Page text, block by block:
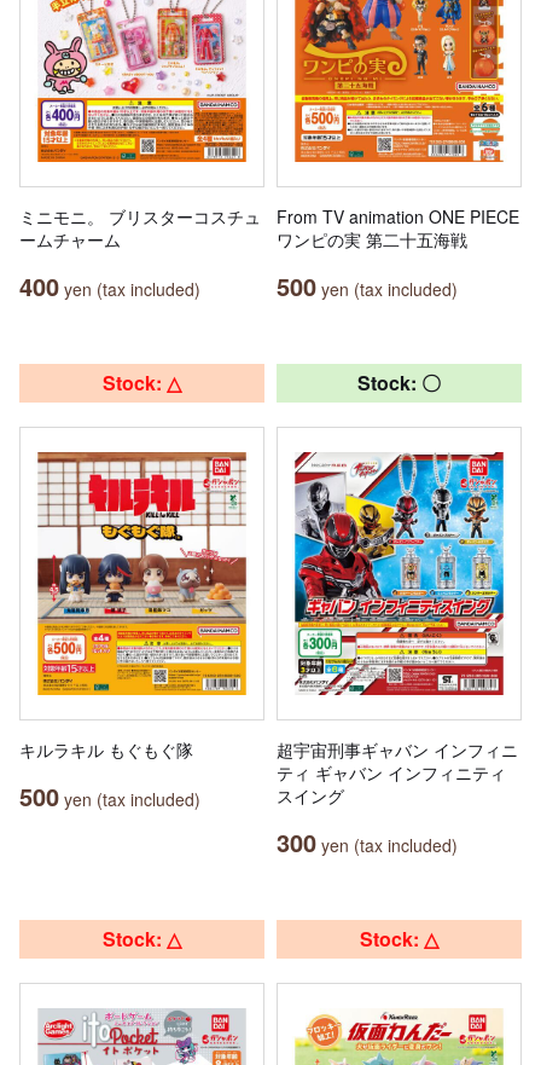
ミニモニ。 ブリスターコスチュ
ームチャーム
400 yen (tax included)
From TV animation ONE PIECE
ワンピの実 第二十五海戦
500 yen (tax included)
Stock: △
キルラキル もぐもぐ隊
500 yen (tax included)
Stock: 〇
超宇宙刑事ギャバン インフィニ
ティ ギャバン インフィニティ
スイング
300 yen (tax included)
Stock: △ Stock: △